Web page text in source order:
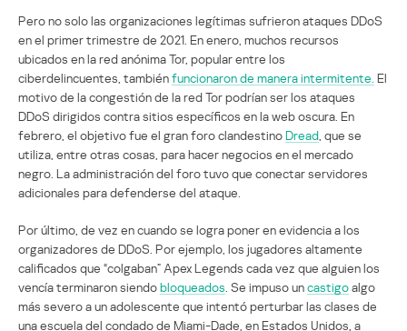
Pero no solo las organizaciones legítimas sufrieron ataques DDoS
en el primer trimestre de 2021. En enero, muchos recursos
ubicados en la red anónima Tor, popular entre los
ciberdelincuentes, tambiénfuncionaron de manera intermitente. El
motivo de la congestión de la red Tor podrían ser los ataques
DDoS dirigidos contra sitios específicos en la web oscura. En
febrero, el objetivo fue el gran foro clandestinoDread , que se
utiliza, entre otras cosas, para hacer negocios en el mercado
negro. La administración del foro tuvo que conectar servidores
adicionales para defenderse del ataque.
Por último, de vez en cuando se logra poner en evidencia a los
organizadores de DDoS. Por ejemplo, los jugadores altamente
calificados que “colgaban” Apex Legends cada vez que alguien los
vencía terminaron siendobloqueados . Se impuso uncastigoalgo
más severo a un adolescente que intentó perturbar las clases de
una escuela del condado de Miami-Dade, en Estados Unidos, a